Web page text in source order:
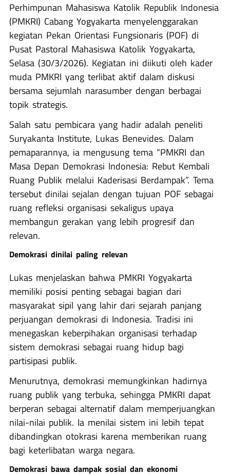
Perhimpunan Mahasiswa Katolik Republik Indonesia
(PMKRI) Cabang Yogyakarta menyelenggarakan
kegiatan Pekan Orientasi Fungsionaris (POF) di
Pusat Pastoral Mahasiswa Katolik Yogyakarta,
Selasa (30/3/2026). Kegiatan ini diikuti oleh kader
muda PMKRI yang terlibat aktif dalam diskusi
bersama sejumlah narasumber dengan berbagai
topik strategis.
Salah satu pembicara yang hadir adalah peneliti
Suryakanta Institute, Lukas Benevides. Dalam
pemaparannya, ia mengusung tema “PMKRI dan
Masa Depan Demokrasi Indonesia: Rebut Kembali
Ruang Publik melalui Kaderisasi Berdampak”. Tema
tersebut dinilai sejalan dengan tujuan POF sebagai
ruang refleksi organisasi sekaligus upaya
membangun gerakan yang lebih progresif dan
relevan.
Demokrasi dinilai paling relevan
Lukas menjelaskan bahwa PMKRI Yogyakarta
memiliki posisi penting sebagai bagian dari
masyarakat sipil yang lahir dari sejarah panjang
perjuangan demokrasi di Indonesia. Tradisi ini
menegaskan keberpihakan organisasi terhadap
sistem demokrasi sebagai ruang hidup bagi
partisipasi publik.
Menurutnya, demokrasi memungkinkan hadirnya
ruang publik yang terbuka, sehingga PMKRI dapat
berperan sebagai alternatif dalam memperjuangkan
nilai-nilai publik. Ia menilai sistem ini lebih tepat
dibandingkan otokrasi karena memberikan ruang
bagi keterlibatan warga negara.
Demokrasi bawa dampak sosial dan ekonomi